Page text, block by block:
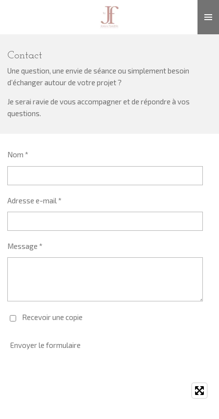
Contact
Une question, une envie de séance ou simplement besoin
d’échanger autour de votre projet ?
Je serai ravie de vous accompagner et de répondre à vos
questions.
Nom *
Adresse e-mail *
Message *
Recevoir une copie
Envoyer le formulaire